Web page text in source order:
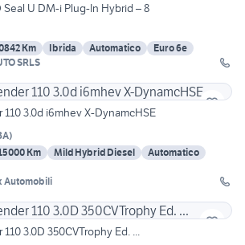
U DM-i Plug-In Hybrid – 8
Km Ibrida Automatico
Euro 6e
SRLS
3.0d i6mhev X-DynamcHSE
)
Km Mild Hybrid Diesel
Automatico
Automobili
3.0D 350CVTrophy Ed. ...